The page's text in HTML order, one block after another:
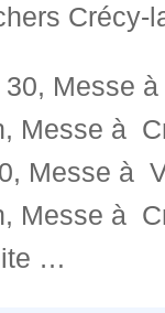
Messe
Messe à
Messe à
Messe à
…